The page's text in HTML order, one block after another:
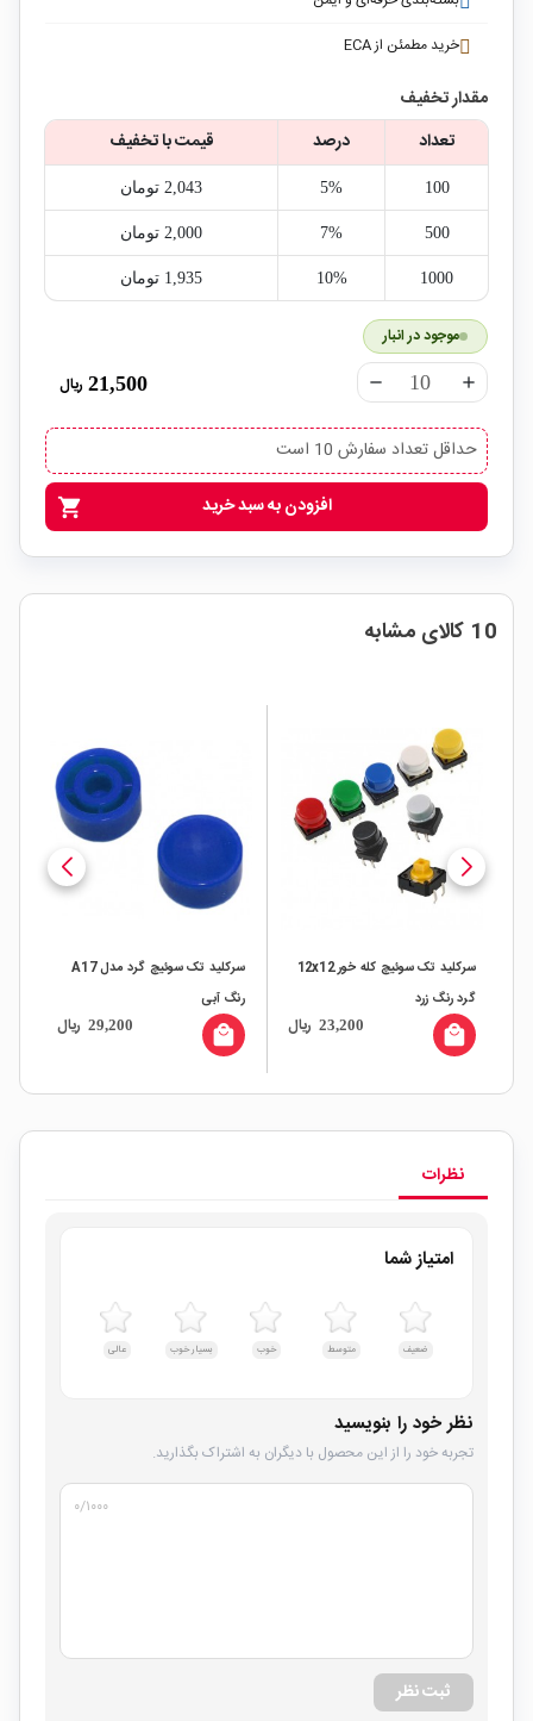
خرید مطمئن از ECA
مقدار تخفیف
تعداد
درصد قیمت با تخفیف
100
5% 2,043‎ تومان
500
7% 2,000‎ تومان
1000
10% 1,935‎ تومان
موجود در انبار
remove add
21,500 ریال
حداقل تعداد سفارش 10 است
shopping_cart افزودن به سبد خرید
10 کالای مشابه
سرکلید تک سوئیچ کله خور 12x12
گرد رنگ زرد
23,200 ریال local_mall
سرکلید تک سوئیچ گرد مدل A17
رنگ آبی
29,200 ریال local_mall
نظرات
امتیاز شما
ضعیف متوسط خوب بسیار خوب عالی
نظر خود را بنویسید
تجربه خود را از این محصول با دیگران به اشتراک بگذارید.
۰/۱۰۰۰
ثبت نظر